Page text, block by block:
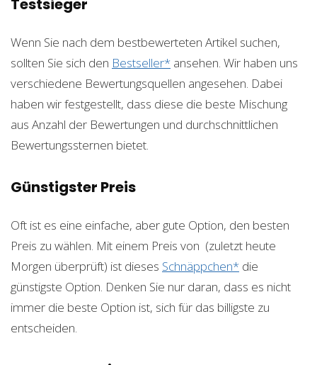
Testsieger
Wenn Sie nach dem bestbewerteten Artikel suchen,
sollten Sie sich den Bestseller* ansehen. Wir haben uns
verschiedene Bewertungsquellen angesehen. Dabei
haben wir festgestellt, dass diese die beste Mischung
aus Anzahl der Bewertungen und durchschnittlichen
Bewertungssternen bietet.
Günstigster Preis
Oft ist es eine einfache, aber gute Option, den besten
Preis zu wählen. Mit einem Preis von (zuletzt heute
Morgen überprüft) ist dieses Schnäppchen* die
günstigste Option. Denken Sie nur daran, dass es nicht
immer die beste Option ist, sich für das billigste zu
entscheiden.